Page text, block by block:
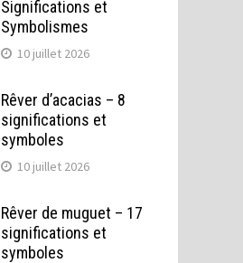
Significations et
Symbolismes
10 juillet 2026
Rêver d’acacias – 8
significations et
symboles
10 juillet 2026
Rêver de muguet – 17
significations et
symboles